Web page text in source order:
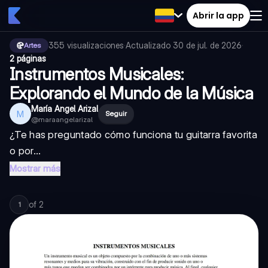
Abrir la app
Artes 355 visualizaciones·Actualizado 30 de jul. de 2026·
2 páginas
Instrumentos Musicales:
Explorando el Mundo de la Música
M María Angel Arizal
@maraangelarizal
Seguir
¿Te has preguntado cómo funciona tu guitarra favorita
o por...
Mostrar más
1 of 2